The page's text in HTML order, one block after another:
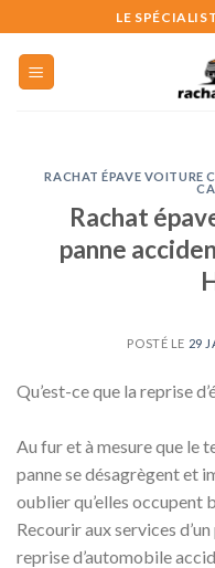
to
content
LE
RACHAT ÉPAVE VOITURE
Rachat
panne
POSTÉ LE 29
Qu’est-ce que la reprise
Au fur et à mesure que le
panne se désagrègent et
oublier qu’elles occupent
Recourir aux services
reprise d’automobile